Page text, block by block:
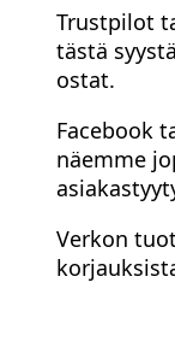
Trustpilot
tästä
ostat.
Facebook
näemme
Verkon